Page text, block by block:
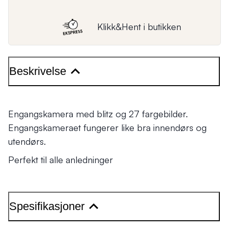
Klikk&Hent i butikken
Beskrivelse
Engangskamera med blitz og 27 fargebilder.
Engangskameraet fungerer like bra innendørs og
utendørs.
Perfekt til alle anledninger
Spesifikasjoner